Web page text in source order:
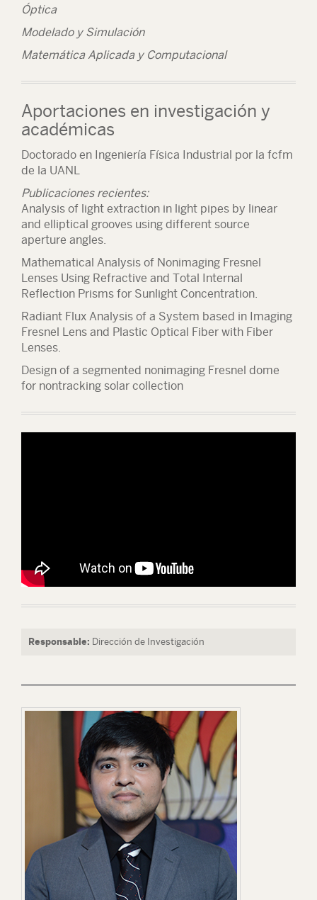
Óptica
Modelado y Simulación
Matemática Aplicada y Computacional
Aportaciones en investigación y
académicas
Doctorado en Ingeniería Física Industrial por la fcfm
de la UANL
Publicaciones recientes:
Analysis of light extraction in light pipes by linear
and elliptical grooves using different source
aperture angles.
Mathematical Analysis of Nonimaging Fresnel
Lenses Using Refractive and Total Internal
Reflection Prisms for Sunlight Concentration.
Radiant Flux Analysis of a System based in Imaging
Fresnel Lens and Plastic Optical Fiber with Fiber
Lenses.
Design of a segmented nonimaging Fresnel dome
for nontracking solar collection
Responsable: Dirección de Investigación